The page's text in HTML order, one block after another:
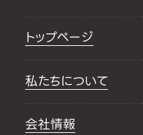
トップページ
私たちについて
会社情報